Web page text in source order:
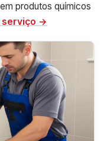
produtos químicos
serviço →